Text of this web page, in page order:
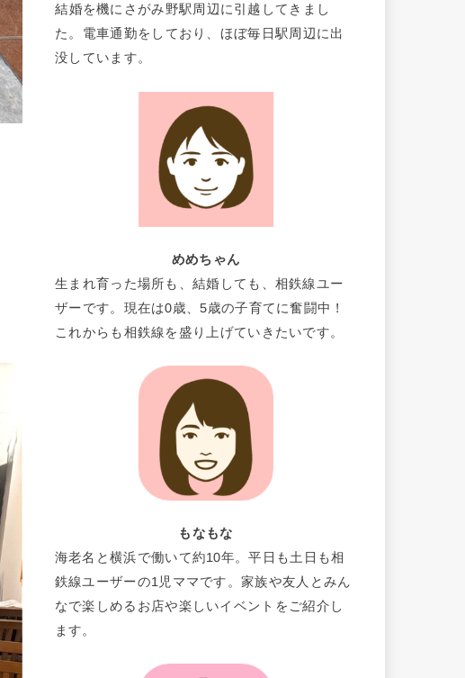
結婚を機にさがみ野駅周辺に引越してきまし
た。電車通勤をしており、ほぼ毎日駅周辺に出
没しています。
めめちゃん
生まれ育った場所も、結婚しても、相鉄線ユー
ザーです。現在は0歳、5歳の子育てに奮闘中！
これからも相鉄線を盛り上げていきたいです。
もなもな
海老名と横浜で働いて約10年。平日も土日も相
鉄線ユーザーの1児ママです。家族や友人とみん
なで楽しめるお店や楽しいイベントをご紹介し
ます。